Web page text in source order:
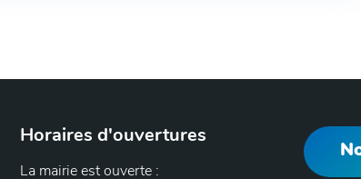
Horaires d'ouvertures
La mairie est ouverte :